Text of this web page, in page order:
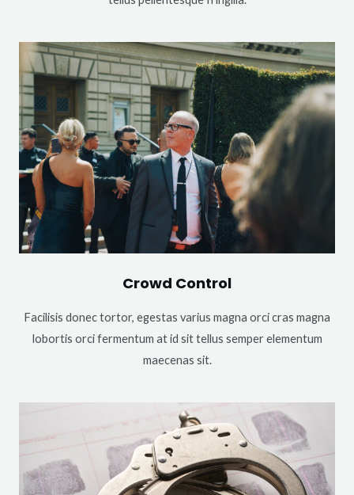
Crowd Control
Facilisis donec tortor, egestas varius magna orci cras magna
lobortis orci fermentum at id sit tellus semper elementum
maecenas sit.